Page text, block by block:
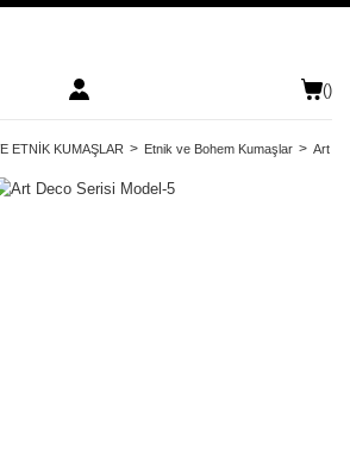
()
ETNİK KUMAŞLAR Etnik ve Bohem Kumaşlar Art